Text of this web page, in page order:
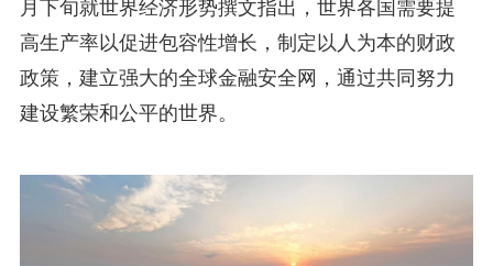
月下旬就世界经济形势撰文指出，世界各国需要提
高生产率以促进包容性增长，制定以人为本的财政
政策，建立强大的全球金融安全网，通过共同努力
建设繁荣和公平的世界。